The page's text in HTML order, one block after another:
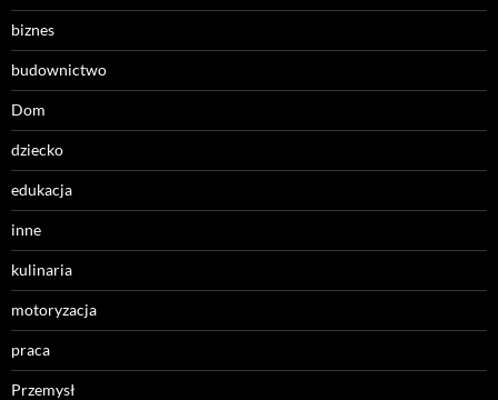
biznes
budownictwo
Dom
dziecko
edukacja
inne
kulinaria
motoryzacja
praca
Przemysł